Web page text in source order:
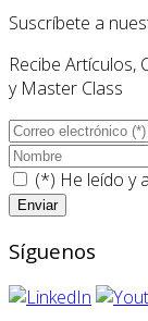
Suscríbete a
Recibe Artículos,
y Master Class
(*) He leído y
Síguenos